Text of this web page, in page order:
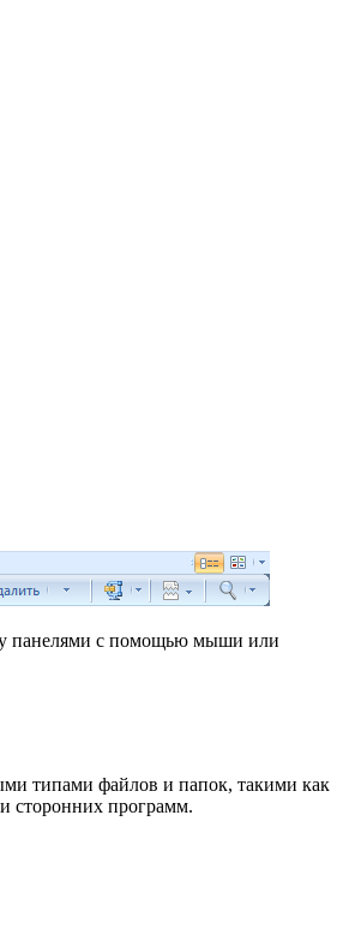
панелями с помощью мыши или
типами файлов и папок, такими как
сторонних программ.